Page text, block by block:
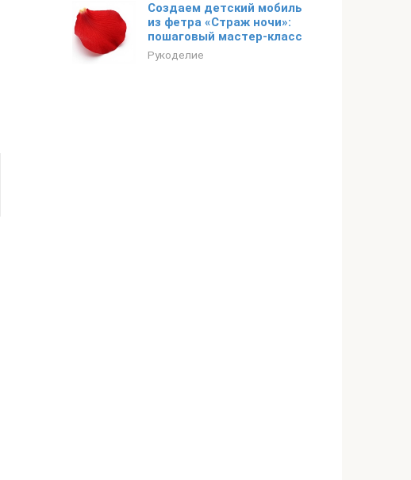
Создаем детский мобиль
из фетра «Страж ночи»:
пошаговый мастер-класс
Рукоделие